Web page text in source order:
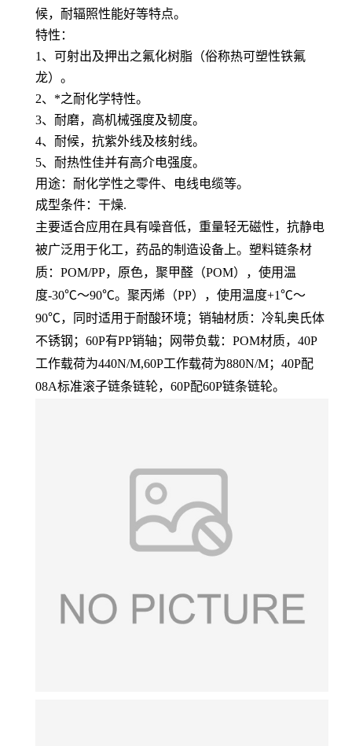
候，耐辐照性能好等特点。
特性：
1、可射出及押出之氟化树脂（俗称热可塑性铁氟
龙）。
2、*之耐化学特性。
3、耐磨，高机械强度及韧度。
4、耐候，抗紫外线及核射线。
5、耐热性佳并有高介电强度。
用途：耐化学性之零件、电线电缆等。
成型条件：干燥.
主要适合应用在具有噪音低，重量轻无磁性，抗静电
被广泛用于化工，药品的制造设备上。塑料链条材
质：POM/PP，原色，聚甲醛（POM），使用温
度-30℃～90℃。聚丙烯（PP），使用温度+1℃～
90℃，同时适用于耐酸环境；销轴材质：冷轧奥氏体
不锈钢；60P有PP销轴；网带负载：POM材质，40P
工作载荷为440N/M,60P工作载荷为880N/M；40P配
08A标准滚子链条链轮，60P配60P链条链轮。